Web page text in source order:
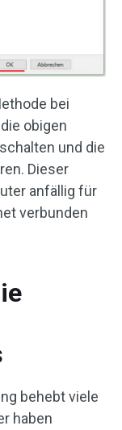
bei
obigen
und die
Dieser
anfällig für
verbunden
behebt viele
haben